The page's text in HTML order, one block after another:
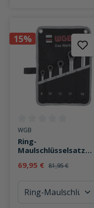
15%
Durchschnittliche
WGB
Ring-
Maulschlüsselsatz
teilig
69,95 € 81,95 €